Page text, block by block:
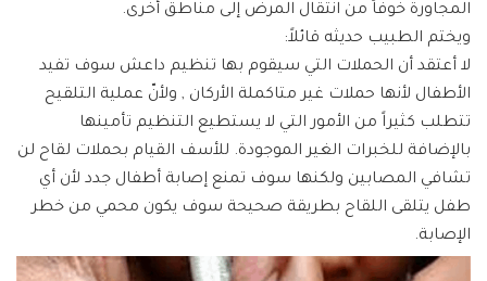
المجاورة خوفاً من انتقال المرض إلى مناطق أخرى.
ويختم الطبيب حديثه قائلاً:
لا أعتقد أن الحملات التي سيقوم بها تنظيم داعش سوف تفيد
الأطفال لأنها حملات غير متاكملة الأركان , ولأنّ عملية التلقيح
تتطلب كثيراً من الأمور التي لا يستطيع التنظيم تأمينها
بالإضافة للخبرات الغير الموجودة. للأسف القيام بحملات لقاح لن
تشافي المصابين ولكنها سوف تمنع إصابة أطفال جدد لأن أي
طفل يتلقى اللقاح بطريقة صحيحة سوف يكون محمي من خطر
الإصابة.